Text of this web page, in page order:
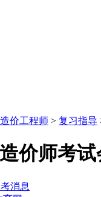
价工程师 > 复习指导
价师考
消息